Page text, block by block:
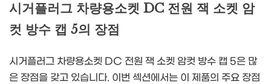
시거플러그 차량용소켓 DC 전원 잭 소켓 암
컷 방수 캡 5의 장점
시거플러그 차량용소켓 DC 전원 잭 소켓 암컷 방수 캡 5은 많
은 장점을 갖고 있습니다. 이번 섹션에서는 이 제품의 주요 장점